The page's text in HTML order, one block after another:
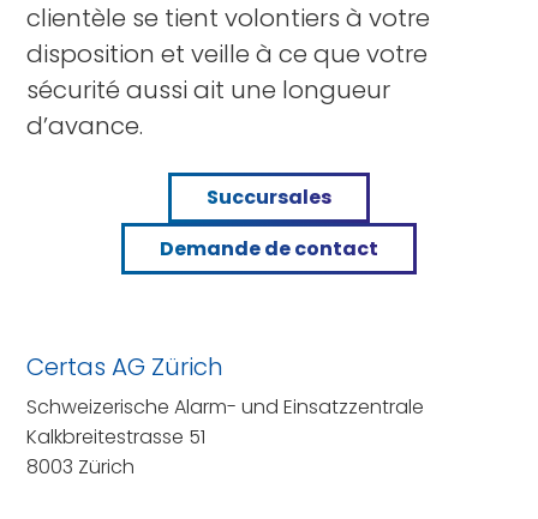
clientèle se tient volontiers à votre
disposition et veille à ce que votre
sécurité aussi ait une longueur
d’avance.
Succursales
Demande de contact
Certas AG Zürich
Schweizerische Alarm- und Einsatzzentrale
Kalkbreitestrasse 51
8003 Zürich